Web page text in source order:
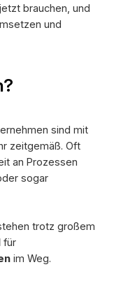
brauchen, und
und
sind mit
zeitgemäß. Oft
an Prozessen
sogar
trotz großem
für
im Weg.